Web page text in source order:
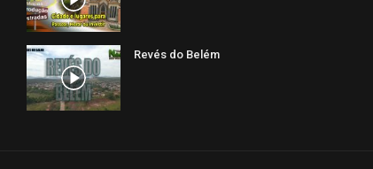
Revés do Belém